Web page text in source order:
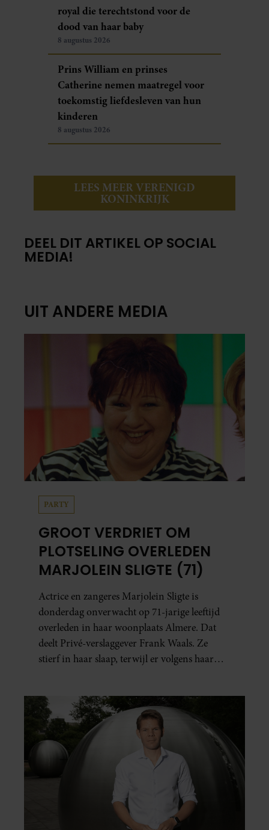
royal die terechtstond voor de
dood van haar baby
8 augustus 2026
Prins William en prinses
Catherine nemen maatregel voor
toekomstig liefdesleven van hun
kinderen
8 augustus 2026
LEES MEER VERENIGD
KONINKRIJK
DEEL DIT ARTIKEL OP SOCIAL
MEDIA!
UIT ANDERE MEDIA
PARTY
GROOT VERDRIET OM
PLOTSELING OVERLEDEN
MARJOLEIN SLIGTE (71)
Actrice en zangeres Marjolein Sligte is
donderdag onverwacht op 71-jarige leeftijd
overleden in haar woonplaats Almere. Dat
deelt Privé-verslaggever Frank Waals. Ze
stierf in haar slaap, terwijl er volgens haar